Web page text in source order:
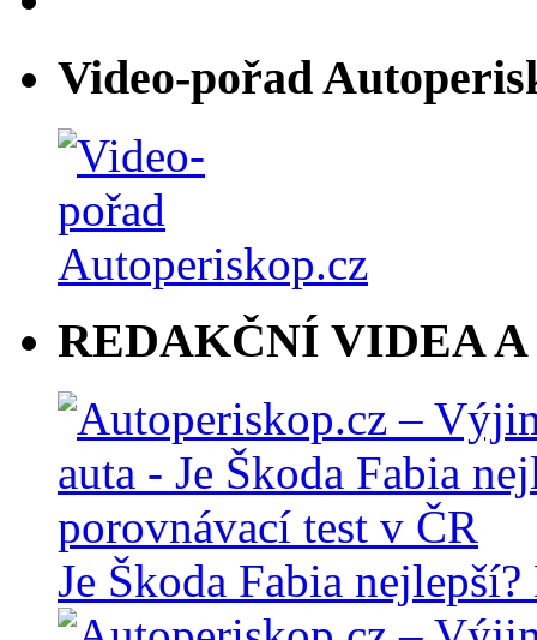
Video-pořad
REDAKČNÍ VIDEA A
Je Škoda Fabia